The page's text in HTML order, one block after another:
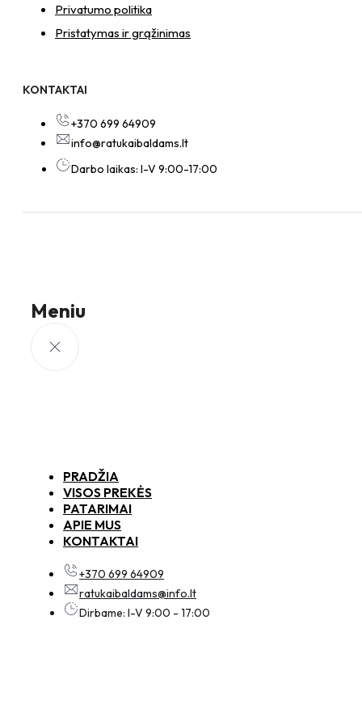
Privatumo politika
Pristatymas ir grąžinimas
KONTAKTAI
+370 699 64909
info@ratukaibaldams.lt
Darbo laikas: I-V 9:00-17:00
Meniu
PRADŽIA
VISOS PREKĖS
PATARIMAI
APIE MUS
KONTAKTAI
+370 699 64909
ratukaibaldams@info.lt
Dirbame: I-V 9:00 - 17:00